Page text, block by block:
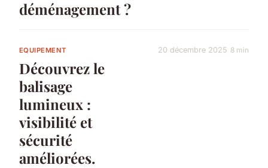
déménagement ?
EQUIPEMENT
Découvrez le
balisage
lumineux :
visibilité et
sécurité
améliorées.
20 décembre 2025 8 min